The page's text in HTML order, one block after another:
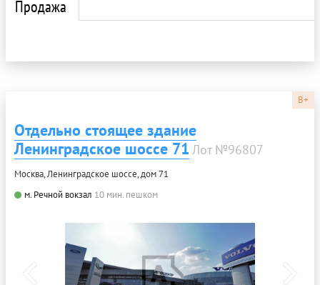
Продажа
B+
Отдельно стоящее здание
Ленинградское шоссе 71 Лот №96807
Москва, Ленинградское шоссе, дом 71
м. Речной вокзал 10 мин. пешком